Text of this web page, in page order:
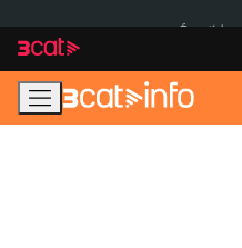
navegació
principal
contingut